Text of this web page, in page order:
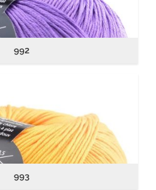
992
993